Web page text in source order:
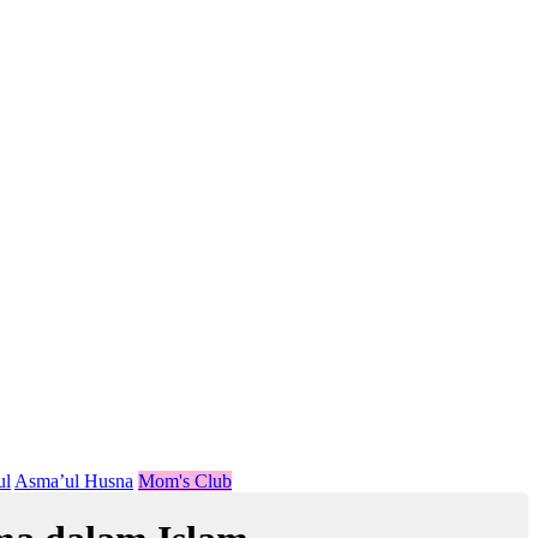
Asma’ul Husna Mom's Club